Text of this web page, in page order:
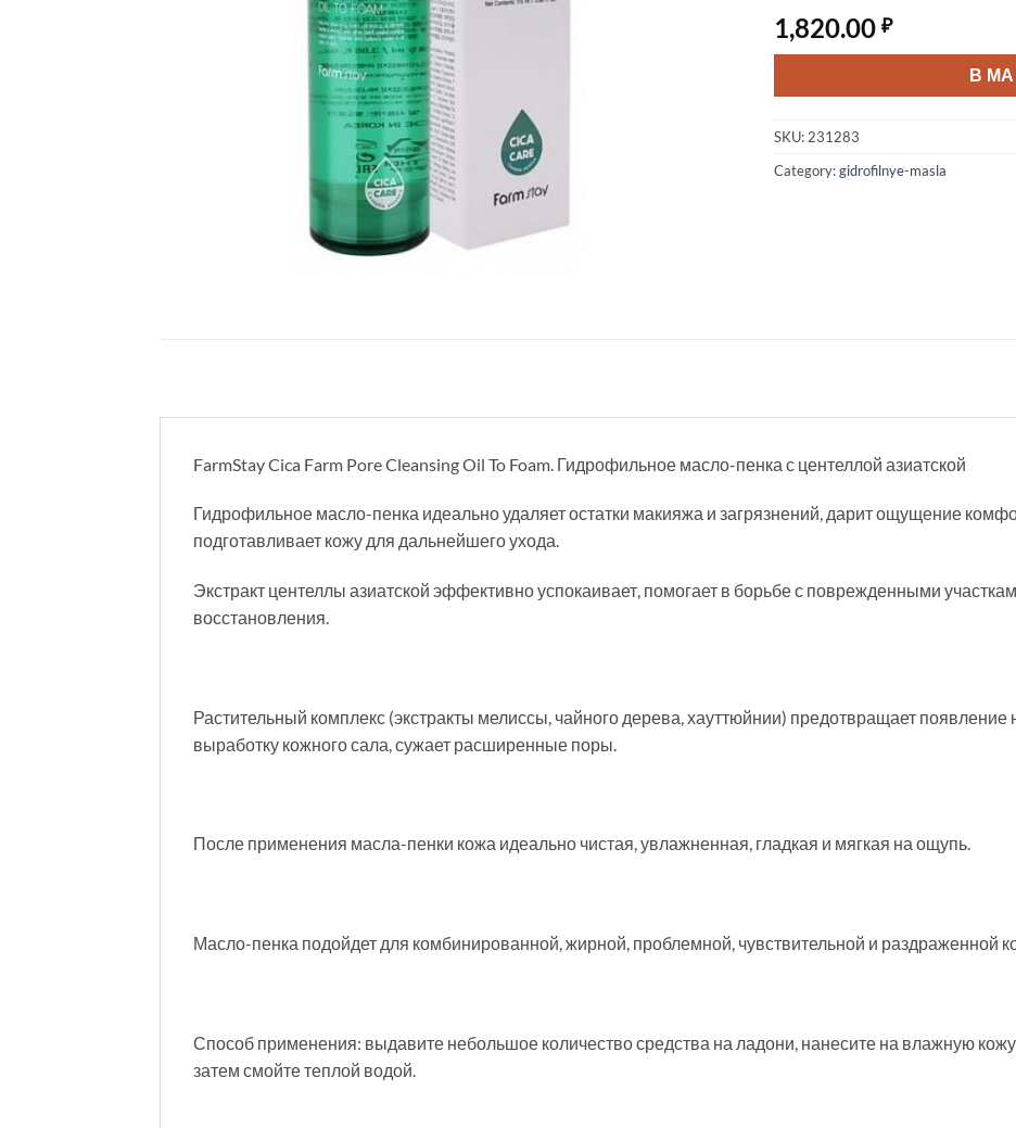
1,820.00 ₽
В
SKU: 231283
Category:gidrofilnye-masla
FarmStay Cica Farm Pore Cleansing Oil To Foam. Гидрофильное масло-пенка с центеллой азиатской
Гидрофильное масло-пенка идеально удаляет остатки макияжа и загрязнений, дарит ощущение
подготавливает кожу для дальнейшего ухода.
Экстракт центеллы азиатской эффективно успокаивает, помогает в борьбе с поврежденными
восстановления.
Растительный комплекс (экстракты мелиссы, чайного дерева, хауттюйнии) предотвращает появление
выработку кожного сала, сужает расширенные поры.
После применения масла-пенки кожа идеально чистая, увлажненная, гладкая и мягкая на ощупь.
Масло-пенка подойдет для комбинированной, жирной, проблемной, чувствительной и раздраженной
Способ применения: выдавите небольшое количество средства на ладони, нанесите на влажную
затем смойте теплой водой.